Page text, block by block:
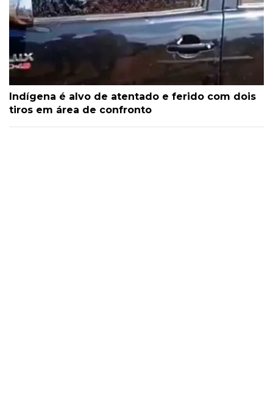
Indígena é alvo de atentado e ferido com dois
tiros em área de confronto